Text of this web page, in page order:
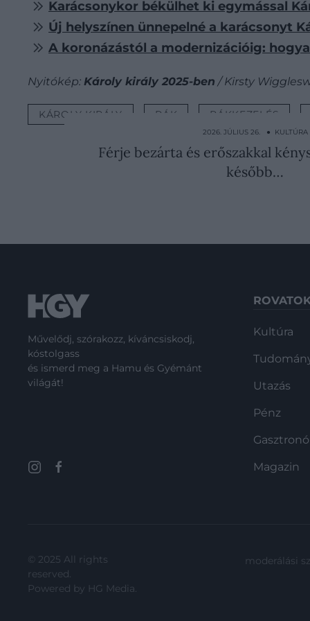
Karácsonykor békülhet ki egymással
Új helyszínen ünnepelné a karácsonyt
A koronázástól a modernizációig:
Nyitókép: Károly király 2025-ben / Kirsty
KÁROLY KIRÁLY RÁK RÁKKEZELÉS
2026. JÚLIUS 26. ● KULTÚRA
Férje bezárta és erőszakkal
később…
Művelődj, szórakozz, kíváncsiskodj,
kóstolgass
és ismerd meg a Hamu és Gyémánt
világát!
ROVATOK
Kultúra
Utazás
Pénz
Magazin
© 2025 All rights
reserved.
Powered by HG Media
moderálási